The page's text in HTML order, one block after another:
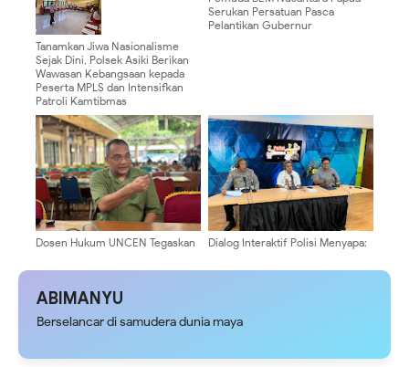
Tanamkan Jiwa Nasionalisme
Sejak Dini, Polsek Asiki Berikan
Wawasan Kebangsaan kepada
Peserta MPLS dan Intensifkan
Patroli Kamtibmas
Serukan Persatuan Pasca
Pelantikan Gubernur
Dosen Hukum UNCEN Tegaskan
Harus Jadi Momentum
Dialog Interaktif Polisi Menyapa:
Menuju Papua Sejahtera
ABIMANYU
Berselancar di samudera dunia maya